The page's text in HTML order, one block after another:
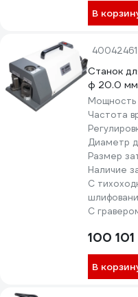
В
40042461
Станок
ф 20.0 мм
Мощность
Частота
Диаметр
Размер
Наличие
С
С
100
В